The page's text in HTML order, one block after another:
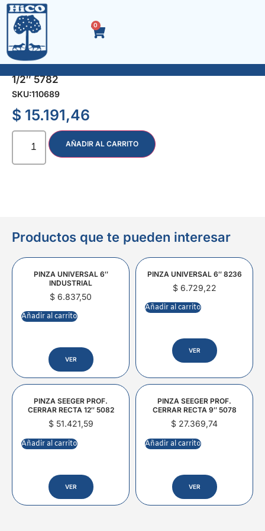
0
TUBO PUNTA MULTIESTRIA M 18 x 78 mm. ENC.
1/2″ 5782
SKU:110689
$ 15.191,46
AÑADIR AL CARRITO
Productos que te pueden interesar
PINZA UNIVERSAL 6″
INDUSTRIAL
$ 6.837,50
Añadir al carrito
VER
PINZA UNIVERSAL 6″ 8236
$6.729,22
Añadir al carrito
VER
PINZA SEEGER PROF.
CERRAR RECTA 12″ 5082
$51.421,59
Añadir al carrito
VER
PINZA SEEGER PROF.
CERRAR RECTA 9″ 5078
$ 27.369,74
Añadir al carrito
VER